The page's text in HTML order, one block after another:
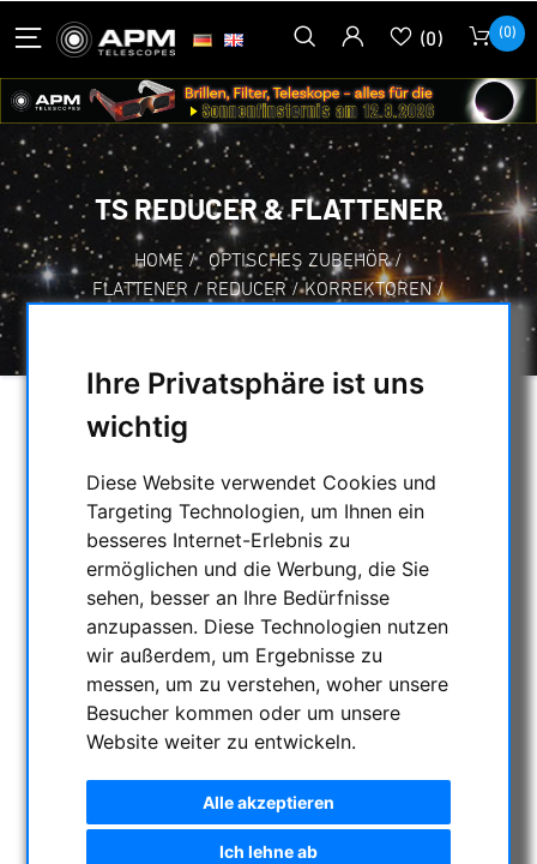
Ihre Privatsphäre ist uns
wichtig
Diese Website verwendet Cookies und
Targeting Technologien, um Ihnen ein
besseres Internet-Erlebnis zu
ermöglichen und die Werbung, die Sie
sehen, besser an Ihre Bedürfnisse
anzupassen. Diese Technologien nutzen
wir außerdem, um Ergebnisse zu
messen, um zu verstehen, woher unsere
Besucher kommen oder um unsere
Website weiter zu entwickeln.
Alle akzeptieren
Ich lehne ab
(0) (0)
TS REDUCER & FLATTENER
HOME / OPTISCHES ZUBEHÖR /
FLATTENER / REDUCER / KORREKTOREN /
AUSWAHL
KATEGORIEN
NACHTSICHTGERÄTE , WÄRMEKAMERAS &
ENTFERNUNGSMESSER
AKTUELLE ANGEBOTE
ASTROPROFESSIONAL TELESCOPES
SECONDHAND & LAGERBESTAND
APM PRODUKTE
ASTROEINSTIEG
SONNENBEOBACHTUNG
FERNGLÄSER, SPEKTIVE